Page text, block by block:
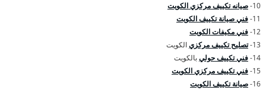
10- صيانه تكييف مركزي الكويت
11- فني صيانة تكييف الكويت
12- فني مكيفات الكويت
13- تصليح تكييف مركزيالكويت
14- فني تكييف حوليبالكويت
15- فني تكييف مركزي الكويت
16- صيانة تكييف الكويت